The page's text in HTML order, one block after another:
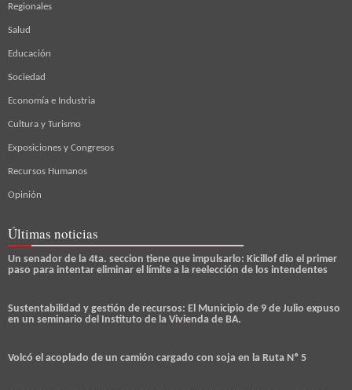
Regionales
Salud
Educación
Sociedad
Economía e Industria
Cultura y Turismo
Exposiciones y Congresos
Recursos Humanos
Opinión
Últimas noticias
Un senador de la 4ta. seccion tiene que impulsarlo: Kicillof dio el primer
paso para intentar eliminar el límite a la reelección de los intendentes
Sustentabilidad y gestión de recursos: El Municipio de 9 de Julio expuso
en un seminario del Instituto de la Vivienda de BA.
Volcó el acoplado de un camión cargado con soja en la Ruta Nº 5